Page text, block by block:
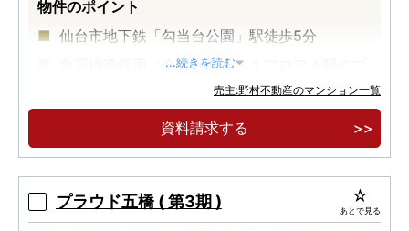
物件のポイント
仙台市地下鉄「勾当台公園」駅徒歩5分
免震構造採用／全邸南向き／１フロア４邸のプ
1LDK／35.55㎡（3階） 3,388万円～
...続きを読む
売主:野村不動産のマンション一覧
資料請求する
プラウド五橋 ( 第3期 ) あとで見る